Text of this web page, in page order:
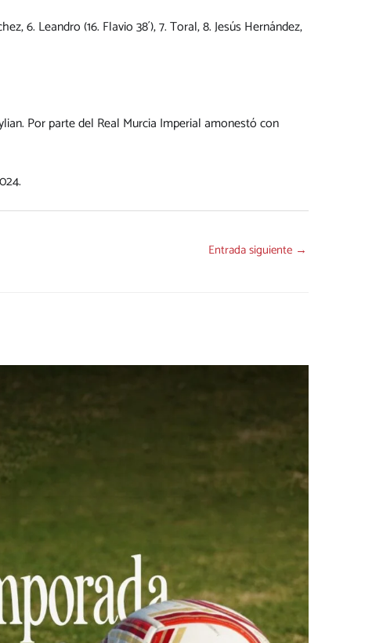
6. Leandro (16. Flavio 38´), 7. Toral, 8. Jesús Hernández,
Por parte del Real Murcia Imperial amonestó con
Entrada siguiente →